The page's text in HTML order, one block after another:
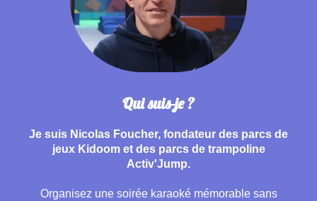
Qui suis-je ?
Je suis Nicolas Foucher, fondateur des parcs de
jeux Kidoom et des parcs de trampoline
Activ'Jump.
Organisez une soirée karaoké mémorable sans